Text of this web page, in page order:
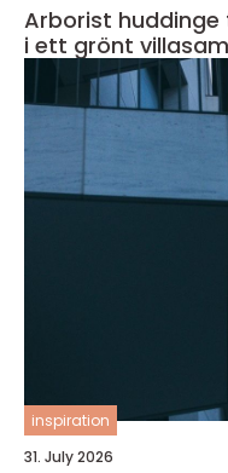
Arborist huddinge trygg och hållbar trädvård
i ett grönt
inspiration
31. July 2026